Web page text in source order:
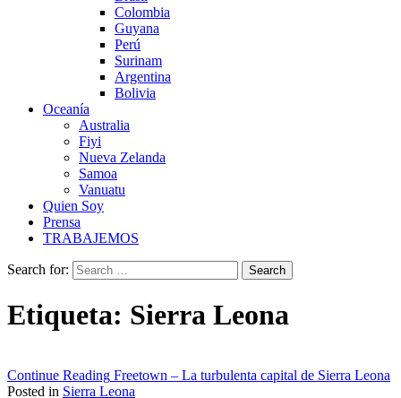
Colombia
Guyana
Perú
Surinam
Argentina
Bolivia
Oceanía
Australia
Fiyi
Nueva Zelanda
Samoa
Vanuatu
Quien Soy
Prensa
TRABAJEMOS
Search for:
Etiqueta: Sierra Leona
Continue Reading Freetown – La turbulenta capital de Sierra Leona
Posted in Sierra Leona